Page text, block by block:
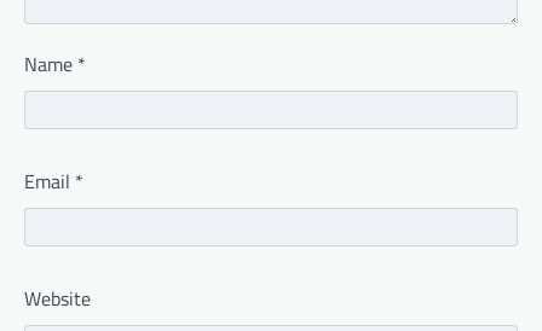
Name *
Email *
Website